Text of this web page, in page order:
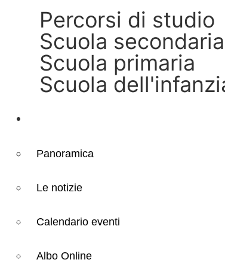
Percorsi di studio
Scuola
Scuola primaria
Scuola
Panoramica
Le notizie
Calendario eventi
Albo Online